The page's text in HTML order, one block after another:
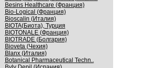
Besins Healthcare (Франция)
Bio-Logical (Франция)
Bioscalin (Италия)
BIOTA(Биота), Турция
BIOTONALE (Франция)
BIOTRADE (Болгария)
Bioveta (Чехия)
Blanx (Италия)
Botanical Pharmaceutical Techn..